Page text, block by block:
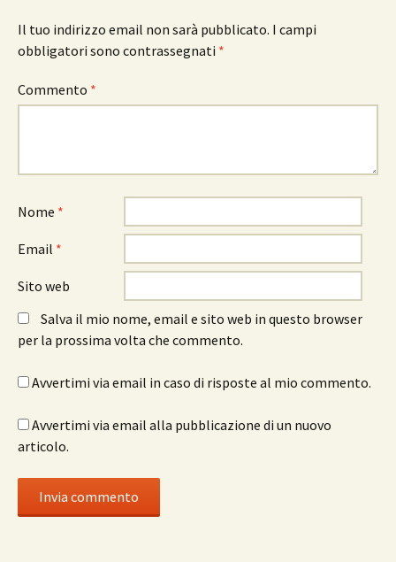
Il tuo indirizzo email non sarà pubblicato. I campi
obbligatori sono contrassegnati *
Commento *
Nome *
Email *
Sito web
Salva il mio nome, email e sito web in questo browser
per la prossima volta che commento.
Avvertimi via email in caso di risposte al mio commento.
Avvertimi via email alla pubblicazione di un nuovo
articolo.